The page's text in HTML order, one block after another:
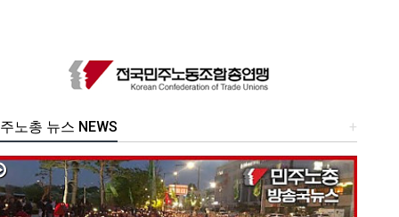
+
노총 뉴스 NEWS